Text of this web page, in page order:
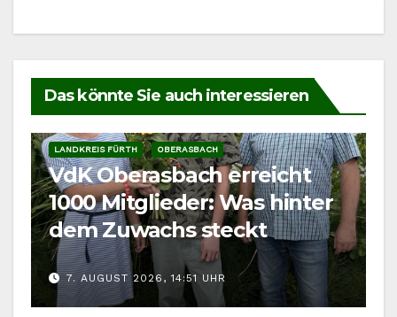
Das könnte Sie auch interessieren
LANDKREIS FÜRTH OBERASBACH
VdK Oberasbach erreicht
1000 Mitglieder: Was hinter
dem Zuwachs steckt
7. AUGUST 2026, 14:51 UHR